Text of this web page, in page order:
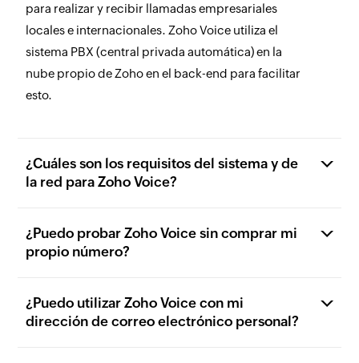
para realizar y recibir llamadas empresariales
locales e internacionales. Zoho Voice utiliza el
sistema PBX (central privada automática) en la
nube propio de Zoho en el back-end para facilitar
esto.
¿Cuáles son los requisitos del sistema y de
la red para Zoho Voice?
¿Puedo probar Zoho Voice sin comprar mi
propio número?
¿Puedo utilizar Zoho Voice con mi
dirección de correo electrónico personal?